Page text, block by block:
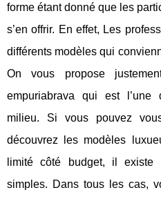
forme étant donné que les
s’en offrir. En effet, Les
différents modèles qui
On vous propose
empuriabrava qui est l’une
milieu. Si vous pouvez
découvrez les modèles
limité côté budget, il existe
simples. Dans tous les cas,